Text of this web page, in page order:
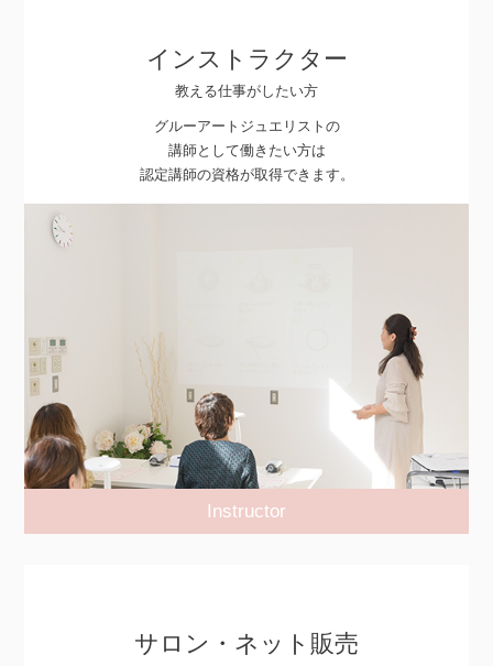
インストラクター
教える仕事がしたい方
グルーアートジュエリストの
講師として働きたい方は
認定講師の資格が取得できます。
Instructor
サロン・ネット販売